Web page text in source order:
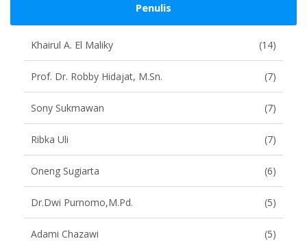
Penulis
Khairul A. El Maliky (14)
Prof. Dr. Robby Hidajat, M.Sn. (7)
Sony Sukmawan (7)
Ribka Uli (7)
Oneng Sugiarta (6)
Dr.Dwi Purnomo,M.Pd. (5)
Adami Chazawi (5)